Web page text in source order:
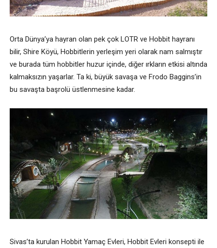
Orta Dünya’ya hayran olan pek çok LOTR ve Hobbit hayranı
bilir, Shire Köyü, Hobbitlerin yerleşim yeri olarak nam salmıştır
ve burada tüm hobbitler huzur içinde, diğer ırkların etkisi altında
kalmaksızın yaşarlar. Ta ki, büyük savaşa ve Frodo Baggins’in
bu savaşta başrolü üstlenmesine kadar.
Sivas’ta kurulan Hobbit Yamaç Evleri, Hobbit Evleri konsepti ile